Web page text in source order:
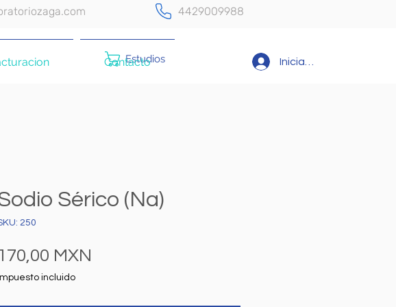
4429009988
Estudios Iniciar sesión
Contacto
Sérico (Na)
250
170,00 MXN
Impuesto incluido